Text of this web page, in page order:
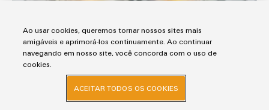
Ao usar cookies, queremos tornar nossos sites mais
amigáveis e aprimorá-los continuamente. Ao continuar
navegando em nosso site, você concorda com o uso de
cookies.
ACEITAR TODOS OS COOKIES